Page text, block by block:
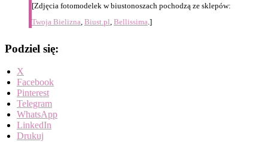
[Zdjęcia fotomodelek w biustonoszach pochodzą ze sklepów:
Twoja Bielizna Biust.pl Bellissima .]
Podziel się:
X
Facebook
Pinterest
Telegram
WhatsApp
LinkedIn
Drukuj